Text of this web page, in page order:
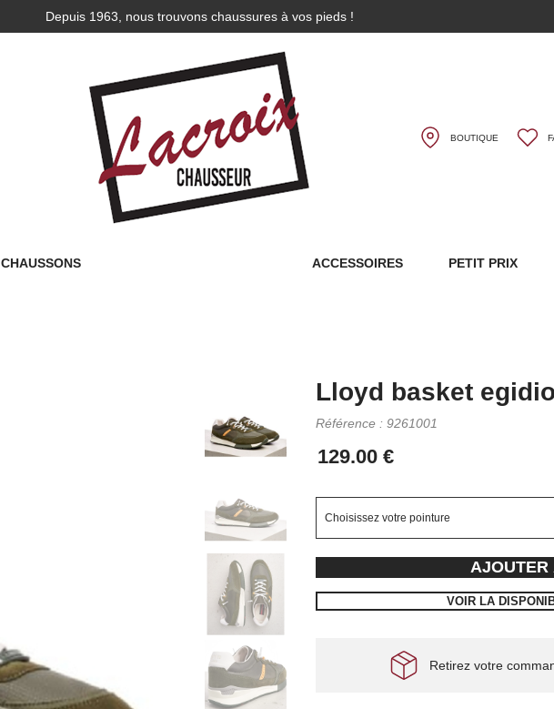
Depuis 1963, nous trouvons chaussures à vos pieds !
BOUTIQUE
CHAUSSONS ACCESSOIRES PETIT PRIX
Lloyd basket
Référence : 9261001
AJOUTER
VOIR LA
Retirez votre